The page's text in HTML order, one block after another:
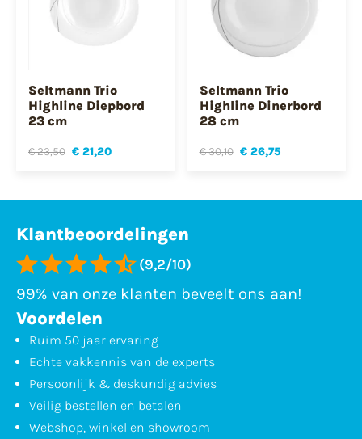
Seltmann Trio
Highline Diepbord
23 cm
€ 23,50 € 21,20
Seltmann Trio
Highline Dinerbord
28 cm
€ 30,10 € 26,75
Klantbeoordelingen
(9,2/10)
99% van onze klanten beveelt ons aan!
Voordelen
Ruim 50 jaar ervaring
Echte vakkennis van de experts
Persoonlijk & deskundig advies
Veilig bestellen en betalen
Webshop, winkel en showroom